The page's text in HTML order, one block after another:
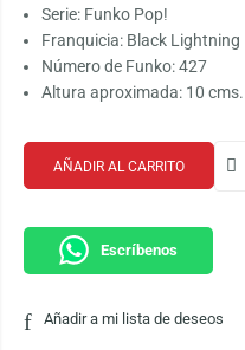
Serie: Funko Pop!
Franquicia: Black Lightning
Número de Funko: 427
Altura aproximada: 10 cms.
AÑADIR AL CARRITO
Escríbenos
Añadir a mi lista de deseos